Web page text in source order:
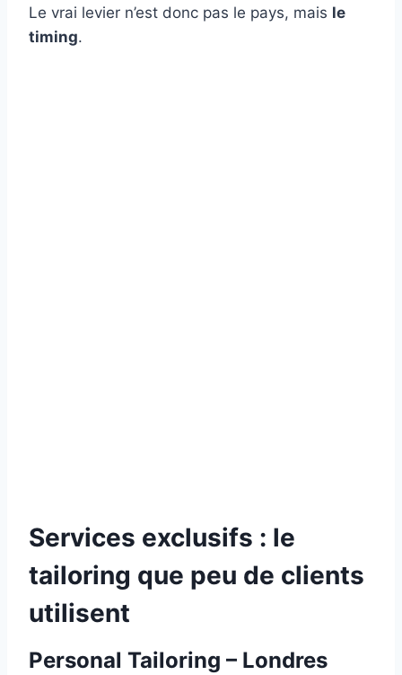
Le vrai levier n’est donc pas le pays, mais le
timing.
Services exclusifs : le
tailoring que peu de clients
utilisent
Personal Tailoring – Londres